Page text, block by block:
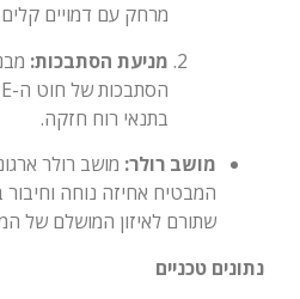
מרחק עם דמויים
מניעת הסתבכות:
בתנאי רוח חזקה.
מושב רולר:
המבטיח אחיזה נוחה
שתורם לאיזון המושלם של
נתונים טכניים